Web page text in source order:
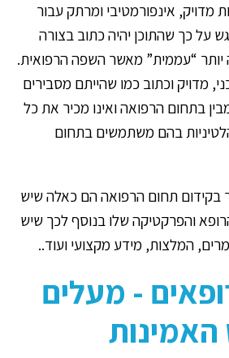
מדויק, אינפורמטיבי ומרתק עבור
על כך שהתוכן יהיה כתוב בצורה
יותר “עממית” מאשר השפה הרפואית.
מדויק וכתוב כמו שהייתם מסבירים
בתחום הרפואה ואינו מכיר את כל
בהם משתמשים בתחום
בקידום תחום הרפואה הם כאלה שיש
והפרקטיקה שלו בנוסף לכך שיש
המלצות, מידע מקצועי ועוד..
- מעלים